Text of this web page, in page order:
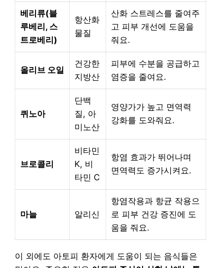
베리류(블
루베리, 스
트로베리)
항산화
물질
산화 스트레스를 줄여주
고 피부 개선에 도움을
줘요.
올리브 오일
건강한
지방산
피부에 수분을 공급하고
염증을 줄여요.
퀴노아
단백
질, 아
미노산
영양가가 높고 면역력
강화를 도와줘요.
브로콜리
비타민
K, 비
타민 C
항염 효과가 뛰어나며
면역력도 증가시켜요.
마늘 알리신
항염작용과 항균 작용으
로 피부 건강 증진에 도
움을 줘요.
이 외에도 아토피 환자에게 도움이 되는 음식들은